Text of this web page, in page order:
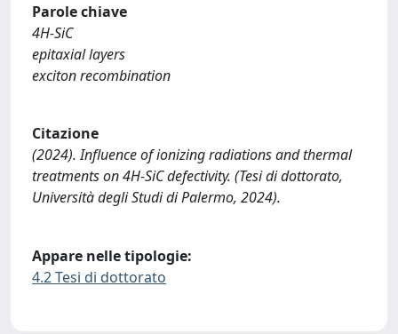
Parole chiave
4H-SiC
epitaxial layers
exciton recombination
Citazione
(2024). Influence of ionizing radiations and thermal
treatments on 4H-SiC defectivity. (Tesi di dottorato,
Università degli Studi di Palermo, 2024).
Appare nelle tipologie:
4.2 Tesi di dottorato